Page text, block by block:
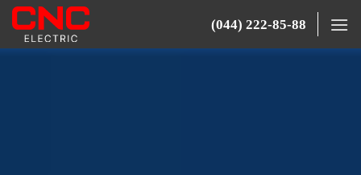
(044) 222-85-88